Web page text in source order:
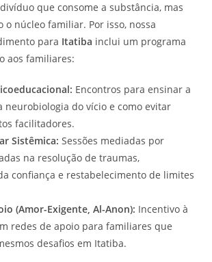
que consome a substância, mas
o núcleo familiar. Por isso, nossa
para Itatiba inclui um programa
aos familiares:
Encontros para ensinar a
neurobiologia do vício e como evitar
facilitadores.
Sistêmica: Sessões mediadas por
na resolução de traumas,
confiança e restabelecimento de limites
(Amor-Exigente, Al-Anon): Incentivo à
redes de apoio para familiares que
desafios em Itatiba.